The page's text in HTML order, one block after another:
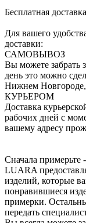
Бесплатная
Для вашего
доставки:
САМОВЫВОЗ
Вы можете забрать
день это можно
Нижнем
КУРЬЕРОМ
Доставка
рабочих дней с
вашему адресу
Сначала примерьте
LUARA
изделий, которые
понравившиеся
примерки.
передать